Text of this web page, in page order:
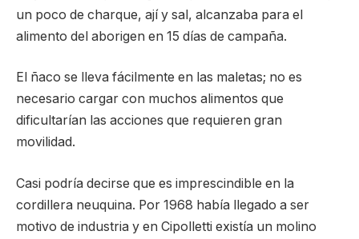
un poco de charque, ají y sal, alcanzaba para el
alimento del aborigen en 15 días de campaña.
El ñaco se lleva fácilmente en las maletas; no es
necesario cargar con muchos alimentos que
dificultarían las acciones que requieren gran
movilidad.
Casi podría decirse que es imprescindible en la
cordillera neuquina. Por 1968 había llegado a ser
motivo de industria y en Cipolletti existía un molino